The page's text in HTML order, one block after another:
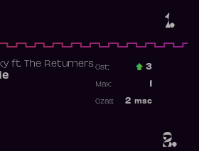
1.
2.
ft. The Returners Ost.: 3
Max:
2 msc
Czas: